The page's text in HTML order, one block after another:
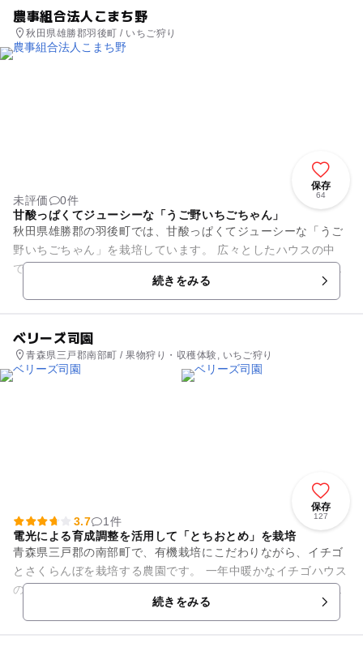
農事組合法人こまち野
秋田県雄勝郡羽後町 / いちご狩り
保存
64
未評価
0件
甘酸っぱくてジューシーな「うご野いちごちゃん」
秋田県雄勝郡の羽後町では、甘酸っぱくてジューシーな「うご
野いちごちゃん」を栽培しています。 広々としたハウスの中
で、「とちおとめ」や「紅ほっぺ」などのイチゴを育てていま
続きをみる
ベリーズ司園
青森県三戸郡南部町 / 果物狩り・収穫体験, いちご狩り
保存
127
3.7
1件
電光による育成調整を活用して「とちおとめ」を栽培
青森県三戸郡の南部町で、有機栽培にこだわりながら、イチゴ
とさくらんぼを栽培する農園です。 一年中暖かなイチゴハウス
の中で、電光による育成調整を活用して、「とちおとめ」を育
続きをみる